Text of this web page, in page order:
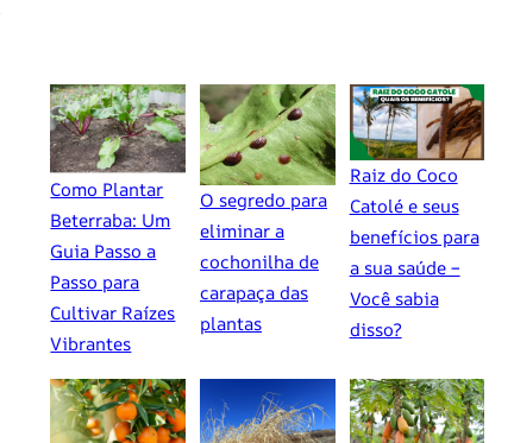
Como Plantar
Beterraba: Um
Guia Passo a
Passo para
Cultivar Raízes
Vibrantes
O segredo para
eliminar a
cochonilha de
carapaça das
plantas
Raiz do Coco
Catolé e seus
benefícios para
a sua saúde –
Você sabia
disso?